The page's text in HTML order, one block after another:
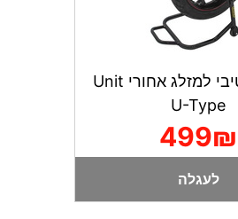
ג'ק ספורטיבי למזלג אחורי Unit
U-Type
499₪
לעגלה